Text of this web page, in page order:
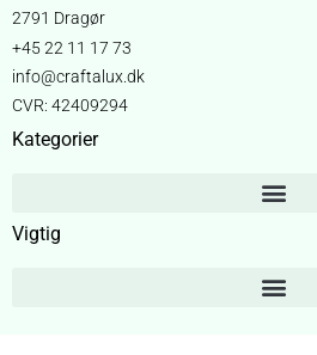
2791 Dragør
+45 22 11 17 73
info@craftalux.dk
CVR: 42409294
Kategorier
Vigtig